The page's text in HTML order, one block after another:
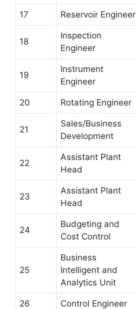
17 Reservoir Engineer
18
Inspection
Engineer
19
Instrument
Engineer
20 Rotating Engineer
21
Sales/Business
Development
22
Assistant Plant
Head
23
Assistant Plant
Head
24
Budgeting and
Cost Control
25
Business
Intelligent and
Analytics Unit
26 Control Engineer